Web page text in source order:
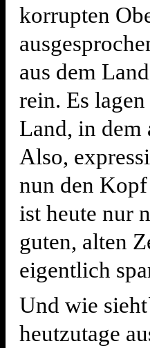
korrupten
aus dem
rein. Es
Land, in dem
Also,
nun den
ist heute nur
guten, alten
eigentlich
Und wie
heutzutage